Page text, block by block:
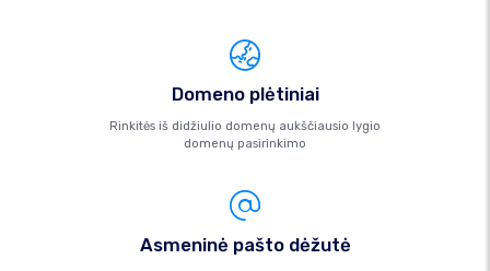
Domeno plėtiniai
Rinkitės iš didžiulio domenų aukščiausio lygio
domenų pasirinkimo
Asmeninė pašto dėžutė